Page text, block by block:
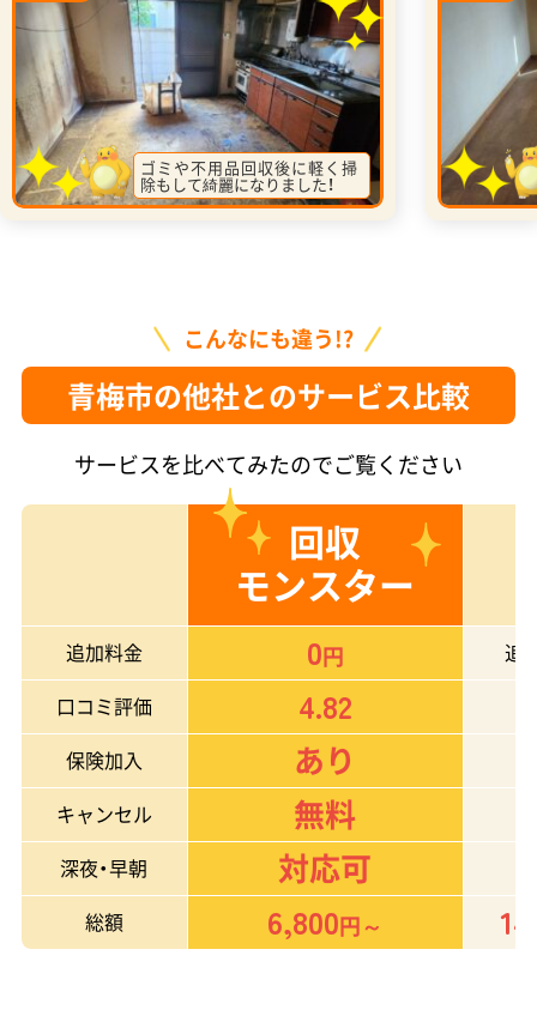
ゴミや不用品回収後に軽く掃
除もして綺麗になりました！
こんなにも違う!?
青梅市の他社とのサービス比較
サービスを比べてみたのでご覧ください
回収
モンスター
追加料金 0円
追
口コミ評価
4.82
保険加入 あり
キャンセル 無料
深夜・早朝 対応可
総額
6,800円～